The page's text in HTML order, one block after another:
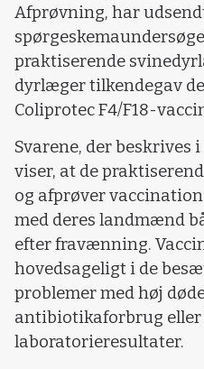
Afprøvning, har
praktiserende
dyrlæger tilkendegav
Coliprotec F4/F18-
Svarene, der beskrives
viser, at de
og afprøver vaccination
med deres landmænd
efter fravænning.
hovedsageligt i de
problemer med høj
antibiotikaforbrug eller
laboratorieresultater.